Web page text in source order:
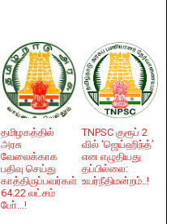
தமிழகத்தில்
அரசு
வேலைக்காக
பதிவு செய்து
காத்திருப்பவர்கள்
64.22 லட்சம்
போ்...!
TNPSC குரூப் 2
வில் ‘ஜெய்ஹிந்த்’
என எழுதியது
தப்பில்லை:
உயர்நீதிமன்றம்..!